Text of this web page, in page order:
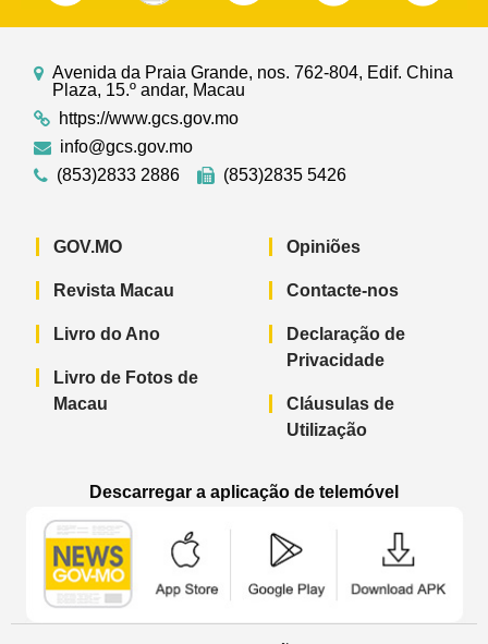
Avenida da Praia Grande, nos. 762-804, Edif. China
Plaza, 15.º andar, Macau
https://www.gcs.gov.mo
info@gcs.gov.mo
(853)2833 2886
(853)2835 5426
GOV.MO
Revista Macau
Livro do Ano
Livro de Fotos de
Macau
Opiniões
Contacte-nos
Declaração de
Privacidade
Cláusulas de
Utilização
Descarregar a aplicação de telemóvel